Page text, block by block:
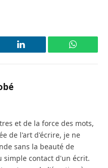
LinkedIn
et de la force des mots,
de l'art d'écrire, je ne
sans la beauté de
simple contact d'un écrit.